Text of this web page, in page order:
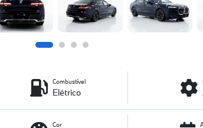
Combustível
Elétrico
Cor